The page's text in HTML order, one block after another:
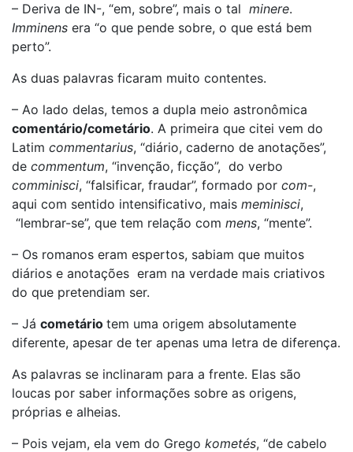
– Deriva de IN-, “em, sobre”, mais o tal minere.
Imminens era “o que pende sobre, o que está bem
perto”.
As duas palavras ficaram muito contentes.
– Ao lado delas, temos a dupla meio astronômica
comentário/cometário. A primeira que citei vem do
Latim commentarius, “diário, caderno de anotações”,
de commentum, “invenção, ficção”, do verbo
comminisci, “falsificar, fraudar”, formado por com-,
aqui com sentido intensificativo, mais meminisci,
“lembrar-se”, que tem relação com mens, “mente”.
– Os romanos eram espertos, sabiam que muitos
diários e anotações eram na verdade mais criativos
do que pretendiam ser.
– Já cometário tem uma origem absolutamente
diferente, apesar de ter apenas uma letra de diferença.
As palavras se inclinaram para a frente. Elas são
loucas por saber informações sobre as origens,
próprias e alheias.
– Pois vejam, ela vem do Grego kometés, “de cabelo